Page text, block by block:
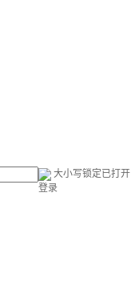
大小写锁定已打开
登录